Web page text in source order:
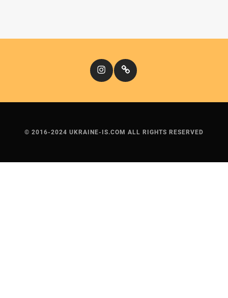
InstagramКіномандри
© 2016-2024 UKRAINE-IS.COM ALL RIGHTS RESERVED